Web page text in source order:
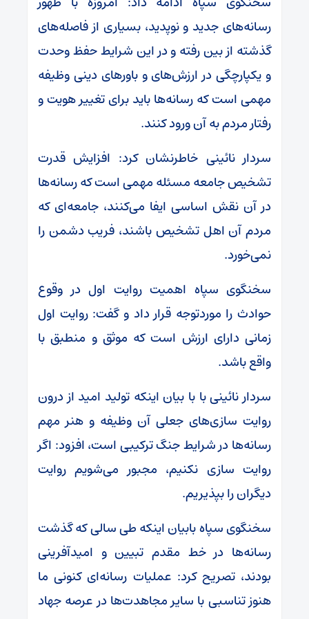
رسانه‌های جدید و نوپدید، بسیاری از فاصله‌های
گذشته از بین رفته و در این شرایط حفظ وحدت
و یکپارچگی در ارزش‌های و باور‌های دینی وظیفه
مهمی است که رسانه‌ها باید برای تغییر هویت و
رفتار مردم به آن ورود کنند.
سردار نائینی خاطرنشان کرد: افزایش قدرت
تشخیص جامعه مسئله مهمی است که رسانه‌ها
در آن نقش اساسی ایفا می‌کنند، جامعه‌ای که
مردم آن اهل تشخیص باشند، فریب دشمن را
نمی‌خورد.
سخنگوی سپاه اهمیت روایت اول در وقوع
حوادث را موردتوجه قرار داد و گفت: روایت اول
زمانی دارای ارزش است که موثق و منطبق با
واقع باشد.
سردار نائینی با با بیان اینکه تولید امید از درون
روایت سازی‌های جعلی آن وظیفه و هنر مهم
رسانه‌ها در شرایط جنگ ترکیبی است، افزود: اگر
روایت سازی نکنیم، مجبور می‌شویم روایت
دیگران را بپذیریم.
سخنگوی سپاه بابیان اینکه طی سالی که گذشت
رسانه‌ها در خط مقدم تبیین و امیدآفرینی
بودند، تصریح کرد: عملیات رسانه‌ای کنونی ما
هنوز تناسبی با سایر مجاهدت‌ها در عرصه جهاد